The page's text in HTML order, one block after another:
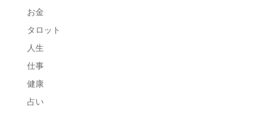
お金
タロット
人生
仕事
健康
占い